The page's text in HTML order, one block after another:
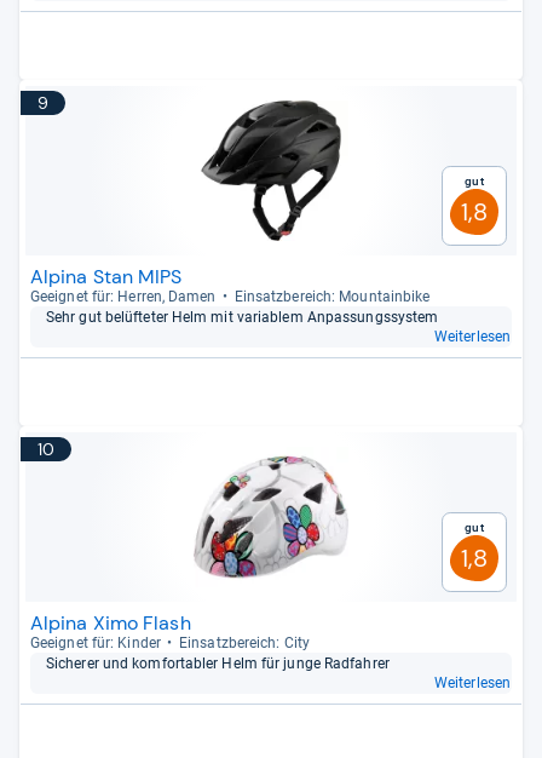
9
Gut
1,8
Alpina Stan MIPS
Geeig­net für: Her­ren, Damen
Ein­satz­be­reich: Moun­tain­bike
Sehr gut belüf­te­ter Helm mit varia­blem Anpas­sungs­sys­tem
Weiterlesen
10
Gut
1,8
Alpina Ximo Flash
Geeig­net für: Kin­der
Ein­satz­be­reich: City
Siche­rer und kom­for­ta­bler Helm für junge Rad­fah­rer
Weiterlesen